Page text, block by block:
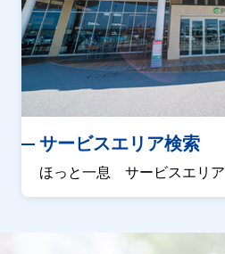
サービスエリア検索
ほっと一息 サービスエリア